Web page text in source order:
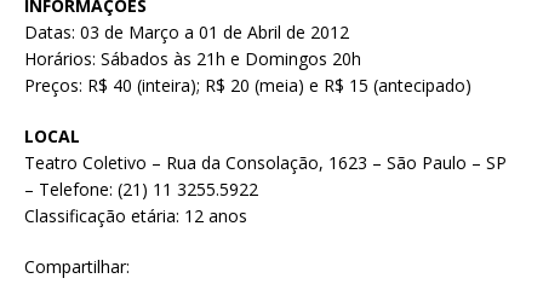
INFORMAÇÕES
Datas: 03 de Março a 01 de Abril de 2012
Horários: Sábados às 21h e Domingos 20h
Preços: R$ 40 (inteira); R$ 20 (meia) e R$ 15 (antecipado)
LOCAL
Teatro Coletivo – Rua da Consolação, 1623 – São Paulo – SP
– Telefone: (21) 11 3255.5922
Classificação etária: 12 anos
Compartilhar: